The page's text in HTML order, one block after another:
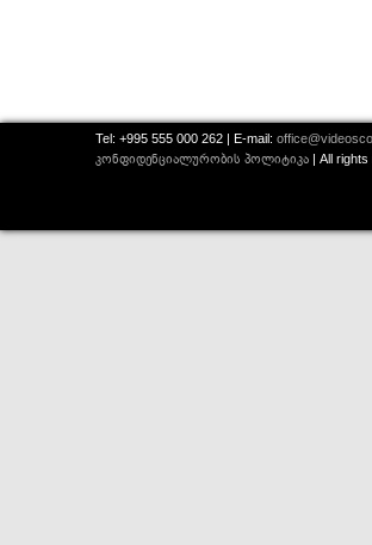
Tel: +995 555 000 262 | E-mail:
კონფიდენციალურობის პოლიტიკა | All